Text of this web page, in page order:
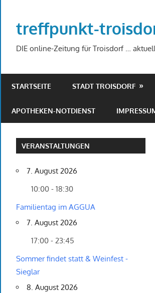
springen
treffpunkt-
DIE online-Zeitung für Troisdorf …
STARTSEITE STADT TROISDORF
APOTHEKEN-NOTDIENST
VERANSTALTUNGEN
7. August 2026
10:00 - 18:30
Familientag im AGGUA
7. August 2026
17:00 - 23:45
Sommer findet statt & Weinfest -
Sieglar
8. August 2026